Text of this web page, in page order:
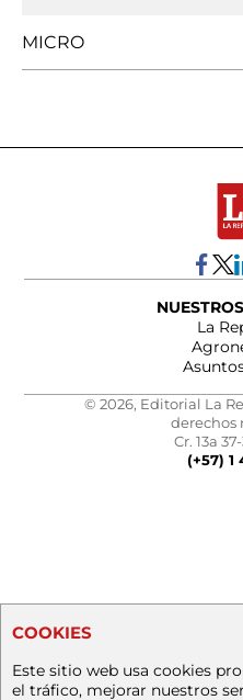
MICRO
La
© 2026, Editorial La
derechos
Cr. 13a
(+57) 1
COOKIES
Este sitio web usa cookies
el tráfico, mejorar nuestros